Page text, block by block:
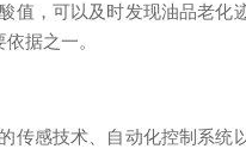
值，可以及时发现油品老化
据之一。
感技术、自动化控制系统